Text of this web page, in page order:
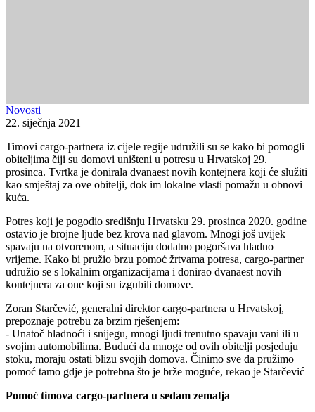
Novosti
22. siječnja 2021
Timovi cargo-partnera iz cijele regije udružili su se kako bi pomogli
obiteljima čiji su domovi uništeni u potresu u Hrvatskoj 29.
prosinca. Tvrtka je donirala dvanaest novih kontejnera koji će služiti
kao smještaj za ove obitelji, dok im lokalne vlasti pomažu u obnovi
kuća.
Potres koji je pogodio središnju Hrvatsku 29. prosinca 2020. godine
ostavio je brojne ljude bez krova nad glavom. Mnogi još uvijek
spavaju na otvorenom, a situaciju dodatno pogoršava hladno
vrijeme. Kako bi pružio brzu pomoć žrtvama potresa, cargo-partner
udružio se s lokalnim organizacijama i donirao dvanaest novih
kontejnera za one koji su izgubili domove.
Zoran Starčević, generalni direktor cargo-partnera u Hrvatskoj,
prepoznaje potrebu za brzim rješenjem:
- Unatoč hladnoći i snijegu, mnogi ljudi trenutno spavaju vani ili u
svojim automobilima. Budući da mnoge od ovih obitelji posjeduju
stoku, moraju ostati blizu svojih domova. Činimo sve da pružimo
pomoć tamo gdje je potrebna što je brže moguće, rekao je Starčević
Pomoć timova cargo-partnera u sedam zemalja